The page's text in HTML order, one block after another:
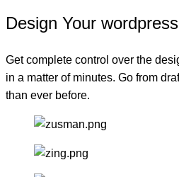
Design Your wordpress
Get complete control over the
in a matter of minutes. Go from
than ever before.